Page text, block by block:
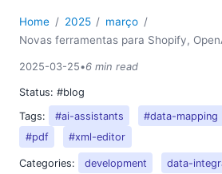
Home 2025
março
Novas ferramentas para Shopify,
2025-03-25•6 min read
Status: #blog
Tags:
#ai-assistants #data-mapping
#pdf
#xml-editor
Categories: development data-